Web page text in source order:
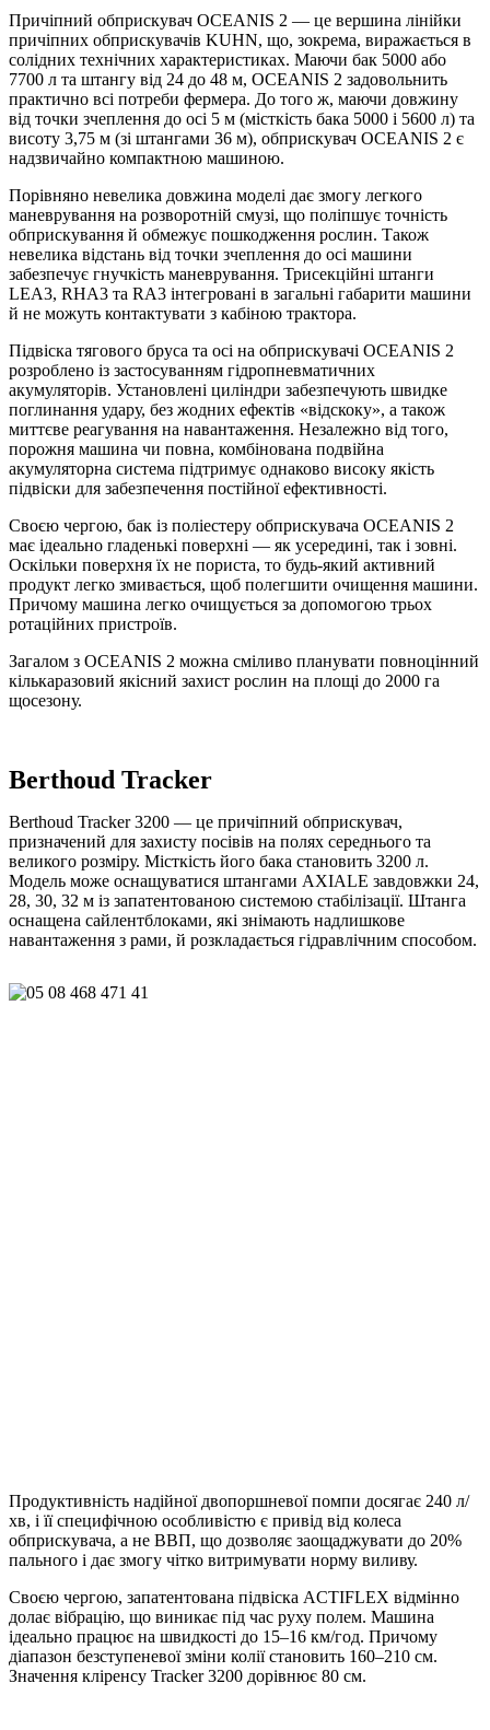
Причіпний обприскувач OCEANIS 2 — це вершина лінійки
причіпних обприскувачів KUHN, що, зокрема, виражається в
солідних технічних характеристиках. Маючи бак 5000 або
7700 л та штангу від 24 до 48 м, OCEANIS 2 задовольнить
практично всі потреби фермера. До того ж, маючи довжину
від точки зчеплення до осі 5 м (місткість бака 5000 і 5600 л) та
висоту 3,75 м (зі штангами 36 м), обприскувач OCEANIS 2 є
надзвичайно компактною машиною.
Порівняно невелика довжина моделі дає змогу легкого
маневрування на розворотній смузі, що поліпшує точність
обприскування й обмежує пошкодження рослин. Також
невелика відстань від точки зчеплення до осі машини
забезпечує гнучкість маневрування. Трисекційні штанги
LEA3, RHA3 та RA3 інтегровані в загальні габарити машини
й не можуть контактувати з кабіною трактора.
Підвіска тягового бруса та осі на обприскувачі OCEANIS 2
розроблено із застосуванням гідропневматичних
акумуляторів. Установлені циліндри забезпечують швидке
поглинання удару, без жодних ефектів «відскоку», а також
миттєве реагування на навантаження. Незалежно від того,
порожня машина чи повна, комбінована подвійна
акумуляторна система підтримує однаково високу якість
підвіски для забезпечення постійної ефективності.
Своєю чергою, бак із поліестеру обприскувача OCEANIS 2
має ідеально гладенькі поверхні — як усередині, так і зовні.
Оскільки поверхня їх не пориста, то будь-який активний
продукт легко змивається, щоб полегшити очищення машини.
Причому машина легко очищується за допомогою трьох
ротаційних пристроїв.
Загалом з OCEANIS 2 можна сміливо планувати повноцінний
кількаразовий якісний захист рослин на площі до 2000 га
щосезону.
Berthoud Tracker
Berthoud Tracker 3200 — це причіпний обприскувач,
призначений для захисту посівів на полях середнього та
великого розміру. Місткість його бака становить 3200 л.
Модель може оснащуватися штангами AXIALE завдовжки 24,
28, 30, 32 м із запатентованою системою стабілізації. Штанга
оснащена сайлентблоками, які знімають надлишкове
навантаження з рами, й розкладається гідравлічним способом.
Продуктивність надійної двопоршневої помпи досягає 240 л/
хв, і її специфічною особливістю є привід від колеса
обприскувача, а не ВВП, що дозволяє заощаджувати до 20%
пального і дає змогу чітко витримувати норму виливу.
Своєю чергою, запатентована підвіска ACTIFLEX відмінно
долає вібрацію, що виникає під час руху полем. Машина
ідеально працює на швидкості до 15–16 км/год. Причому
діапазон безступеневої зміни колії становить 160–210 см.
Значення кліренсу Tracker 3200 дорівнює 80 см.